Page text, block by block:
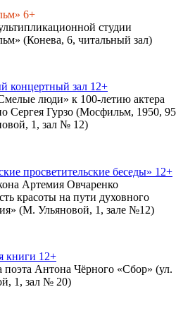
6+
студии
(Конева, 6, читальный зал)
концертный зал 12+
люди» к 100-летию актера
Сергея Гурзо (Мосфильм, 1950, 95
1, зал № 12)
просветительские беседы» 12+
Артемия Овчаренко
красоты на пути духовного
(М. Ульяновой, 1, зале №12)
книги 12+
поэта Антона Чёрного «Сбор» (ул.
1, зал № 20)